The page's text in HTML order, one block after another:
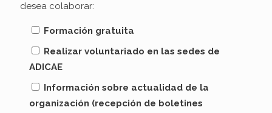
desea colaborar:
Formación gratuita
Realizar voluntariado en las sedes de
ADICAE
Información sobre actualidad de la
organización (recepción de boletines